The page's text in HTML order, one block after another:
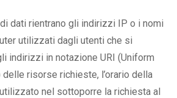
dati rientrano gli indirizzi IP o i nomi
utilizzati dagli utenti che si
indirizzi in notazione URI (Uniform
risorse richieste, l’orario della
nel sottoporre la richiesta al